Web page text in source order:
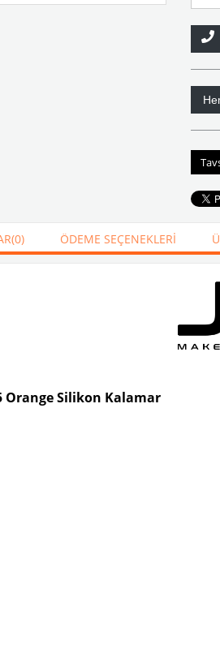
(0) ÖDEME SEÇENEKLERI
Orange Silikon Kalamar